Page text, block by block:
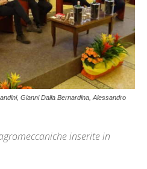
Gianni Dalla Bernardina, Alessandro
inserite in